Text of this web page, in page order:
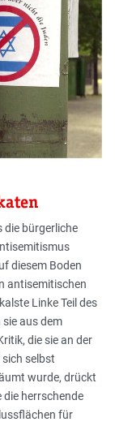
die bürgerliche
diesem Boden
antisemitischen
Linke Teil des
aus dem
die sie an der
selbst
wurde, drückt
die herrschende
für